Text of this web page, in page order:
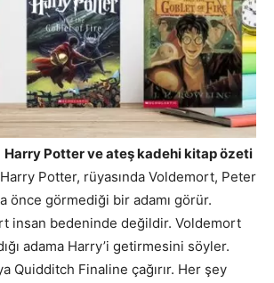
Harry Potter ve ateş kadehi kitap özeti
Potter, rüyasında Voldemort, Peter
önce görmediği bir adamı görür.
insan bedeninde değildir. Voldemort
adama Harry’i getirmesini söyler.
Quidditch Finaline çağırır. Her şey